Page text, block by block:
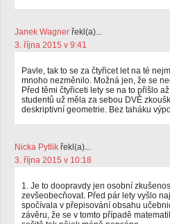
Janek Wagner řekl(a)...
3. října 2015 v 9:41
Pavle, tak to se za čtyřicet let na té
mnoho nezměnilo. Možná jen, že se
Před těmi čtyřiceti lety se na to přišlo
studentů už měla za sebou DVĚ
deskriptivní geometrie. Bez taháku
Nicka Pytlik řekl(a)...
3. října 2015 v 10:18
1. Je to doopravdy jen osobní
zevšeobecňovat. Před pár lety vyšlo
spočívala v přepisování obsahu
závěru, že se v tomto případě